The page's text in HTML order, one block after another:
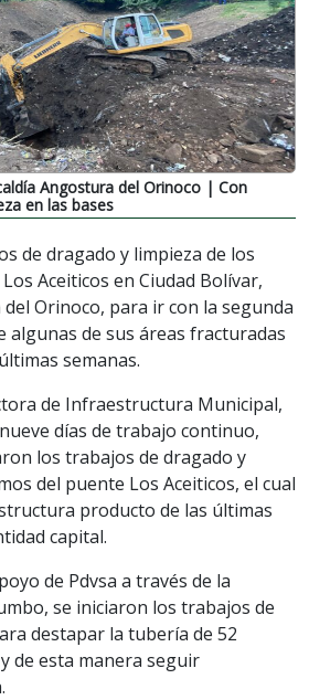
Angostura del Orinoco | Con
en las bases
de dragado y limpieza de los
Aceiticos en Ciudad Bolívar,
Orinoco, para ir con la segunda
algunas de sus áreas fracturadas
semanas.
de Infraestructura Municipal,
días de trabajo continuo,
los trabajos de dragado y
del puente Los Aceiticos, el cual
producto de las últimas
capital.
de Pdvsa a través de la
se iniciaron los trabajos de
destapar la tubería de 52
de esta manera seguir